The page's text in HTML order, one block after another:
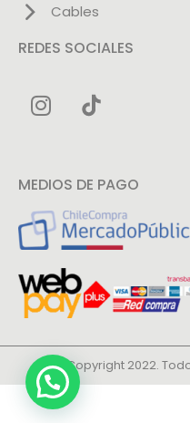
Cables
REDES SOCIALES
MEDIOS DE PAGO
© Copyright 2022.